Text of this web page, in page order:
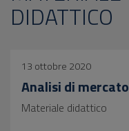
DIDATTICO
13 ottobre 2020
Analisi di mercato
Materiale didattico